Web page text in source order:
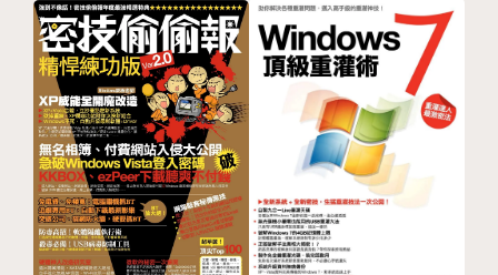
Chapter14 應用實務：批次處理檔案操作與搜尋自動
化
Chapter15 應用實務：Chrome瀏覽器自動化
Chapter16 應用實務：將取得資料存入資料庫
附錄A 安裝與使用Python開發環境-Anaconda和WinP
ython